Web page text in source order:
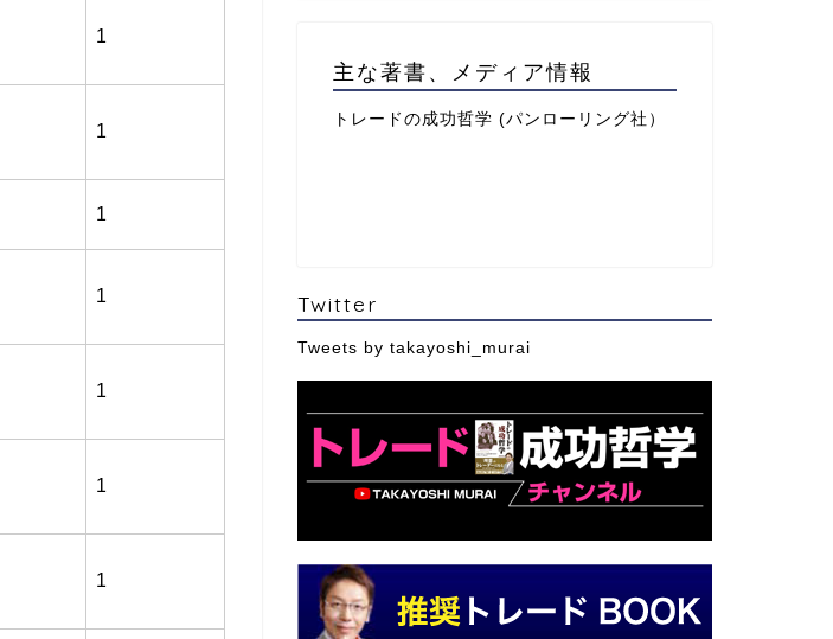
1
1
1
1
1
1
1
主な著書、メディア情報
トレードの成功哲学 (パンローリング社）
Twitter
Tweets by takayoshi_murai